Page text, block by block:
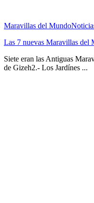
Maravillas del Mundo
Las 7 nuevas Maravillas del
Siete eran las Antiguas
de Gizeh2.- Los Jardínes ...